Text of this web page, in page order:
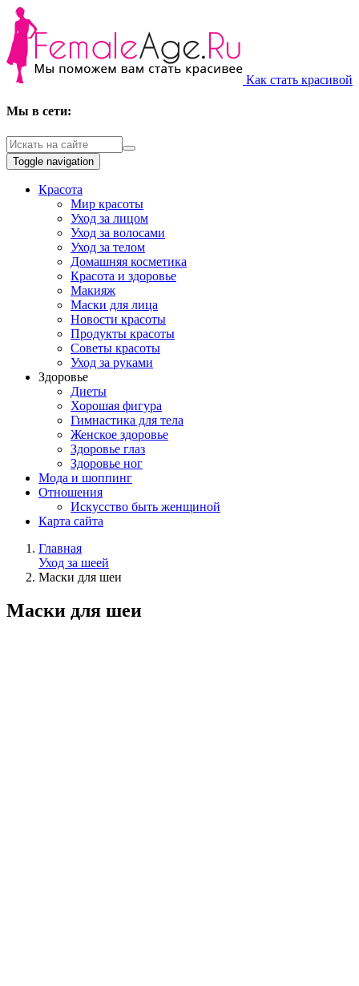
Как стать красивой
Мы в сети:
Toggle navigation
Красота
Мир красоты
Уход за лицом
Уход за волосами
Уход за телом
Домашняя косметика
Красота и здоровье
Макияж
Маски для лица
Новости красоты
Продукты красоты
Советы красоты
Уход за руками
Здоровье
Диеты
Хорошая фигура
Гимнастика для тела
Женское здоровье
Здоровье глаз
Здоровье ног
Мода и шоппинг
Отношения
Искусство быть женщиной
Карта сайта
Главная
Уход за шеей
Маски для шеи
Маски для шеи